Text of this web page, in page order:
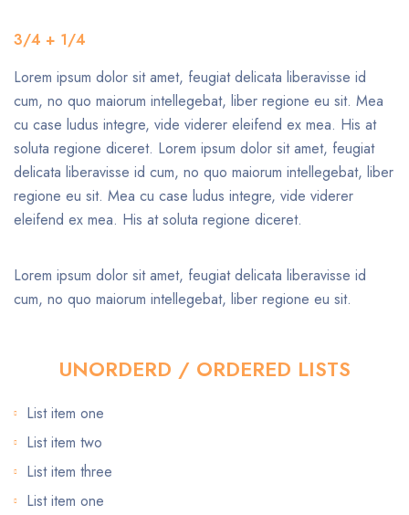
3/4 + 1/4
Lorem ipsum dolor sit amet, feugiat delicata liberavisse id
cum, no quo maiorum intellegebat, liber regione eu sit. Mea
cu case ludus integre, vide viderer eleifend ex mea. His at
soluta regione diceret. Lorem ipsum dolor sit amet, feugiat
delicata liberavisse id cum, no quo maiorum intellegebat, liber
regione eu sit. Mea cu case ludus integre, vide viderer
eleifend ex mea. His at soluta regione diceret.
Lorem ipsum dolor sit amet, feugiat delicata liberavisse id
cum, no quo maiorum intellegebat, liber regione eu sit.
UNORDERD / ORDERED LISTS
List item one
List item two
List item three
List item one